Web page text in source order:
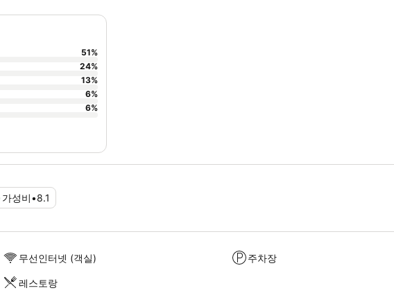
가성비•8.1
51%
24%
13%
6%
6%
무선인터넷 (객실) 주차장
레스토랑